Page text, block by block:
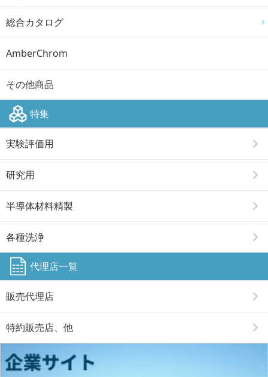
総合カタログ
AmberChrom
その他商品
特集
実験評価用
研究用
半導体材料精製
各種洗浄
代理店一覧
販売代理店
特約販売店、他